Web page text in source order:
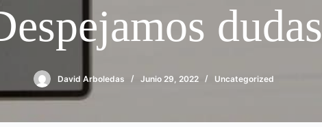
dudas
David Arboledas Junio 29, 2022 Uncategorized